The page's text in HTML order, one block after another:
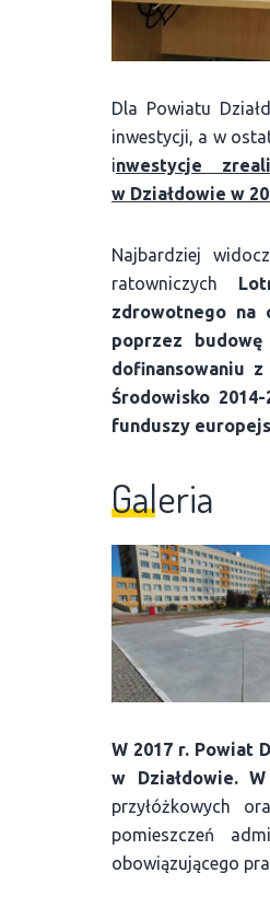
Dla Powiatu
inwestycji, a w
inwestycje
w Działdowie w
Najbardziej
ratowniczych
zdrowotnego na
poprzez
dofinansowaniu
Środowisko
funduszy
Galeria
W 2017 r. Powiat
w Działdowie. W
przyłóżkowych
pomieszczeń
obowiązującego